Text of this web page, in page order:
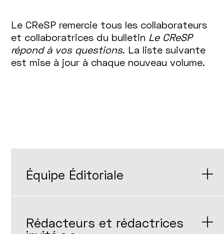
Le CReSP remercie tous les collaborateurs
et collaboratrices du bulletin Le CReSP
répond à vos questions. La liste suivante
est mise à jour à chaque nouveau volume.
Équipe Éditoriale
Rédacteurs et rédactrices